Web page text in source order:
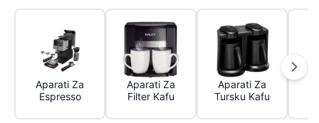
Aparati Za
Espresso
Aparati Za
Filter Kafu
Aparati Za
Tursku Kafu